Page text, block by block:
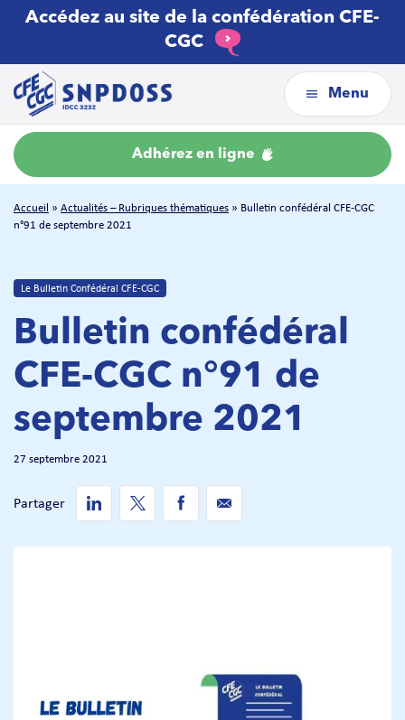
Accédez au site de la confédération CFE-
CGC
Menu
Adhérez en ligne
Accueil » Actualités – Rubriques thématiques » Bulletin confédéral CFE-CGC
n°91 de septembre 2021
Le Bulletin Confédéral CFE-CGC
Bulletin confédéral
CFE-CGC n°91 de
septembre 2021
27 septembre 2021
Partager